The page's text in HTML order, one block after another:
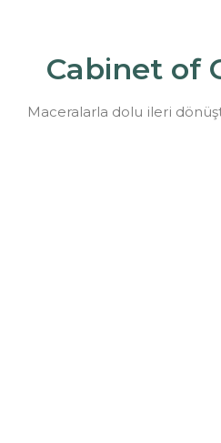
Cabinet of
Maceralarla dolu ileri